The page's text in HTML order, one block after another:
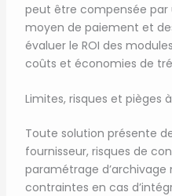
peut être compensée par
moyen de paiement et
évaluer le ROI des
coûts et économies de
Limites, risques et pièges
Toute solution présente
fournisseur, risques de
paramétrage d’archivage
contraintes en cas